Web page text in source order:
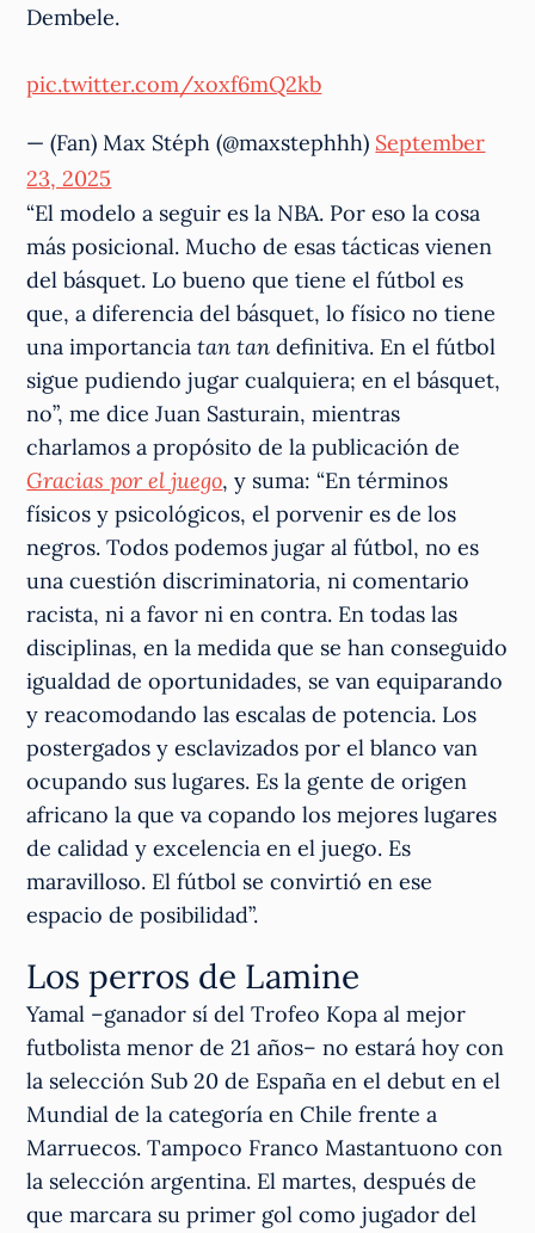
Dembele.
pic.twitter.com/xoxf6mQ2kb
— (Fan) Max Stéph (@maxstephhh) September
23, 2025
“El modelo a seguir es la NBA. Por eso la cosa
más posicional. Mucho de esas tácticas vienen
del básquet. Lo bueno que tiene el fútbol es
que, a diferencia del básquet, lo físico no tiene
una importanciatan tan definitiva. En el fútbol
sigue pudiendo jugar cualquiera; en el básquet,
no”, me dice Juan Sasturain, mientras
charlamos a propósito de la publicación de
Gracias por el juego, y suma: “En términos
físicos y psicológicos, el porvenir es de los
negros. Todos podemos jugar al fútbol, no es
una cuestión discriminatoria, ni comentario
racista, ni a favor ni en contra. En todas las
disciplinas, en la medida que se han conseguido
igualdad de oportunidades, se van equiparando
y reacomodando las escalas de potencia. Los
postergados y esclavizados por el blanco van
ocupando sus lugares. Es la gente de origen
africano la que va copando los mejores lugares
de calidad y excelencia en el juego. Es
maravilloso. El fútbol se convirtió en ese
espacio de posibilidad”.
Los perros de Lamine
Yamal –ganador sí del Trofeo Kopa al mejor
futbolista menor de 21 años– no estará hoy con
la selección Sub 20 de España en el debut en el
Mundial de la categoría en Chile frente a
Marruecos. Tampoco Franco Mastantuono con
la selección argentina. El martes, después de
que marcara su primer gol como jugador del